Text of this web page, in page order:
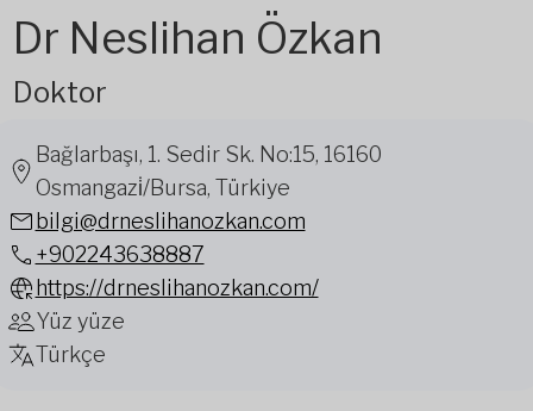
Dr Neslihan Özkan
Doktor
Bağlarbaşı, 1. Sedir Sk. No:15, 16160
Osmangazi̇/Bursa, Türkiye
bilgi@drneslihanozkan.com
+902243638887
https://drneslihanozkan.com/
Yüz yüze
Türkçe